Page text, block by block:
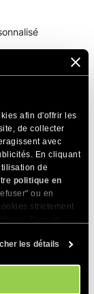
afin d'offrir les
de collecter
avec
En cliquant
de
politique en
ou en
strictement
vos préférences
les détails
à un
défaut ?
d'un
» des services
pourquoi est-